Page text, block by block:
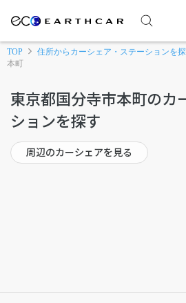
TOP 住所からカーシェア・ステーションを
本町
東京都国分寺市本町のカ
ションを探す
周辺のカーシェアを見る